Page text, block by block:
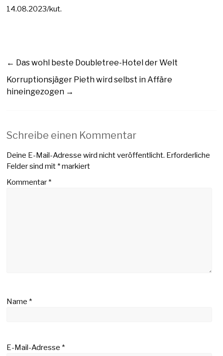
14.08.2023/kut.
← Das wohl beste Doubletree-Hotel der Welt
Korruptionsjäger Pieth wird selbst in Affäre
hineingezogen →
Schreibe einen Kommentar
Deine E-Mail-Adresse wird nicht veröffentlicht. Erforderliche
Felder sind mit*markiert
Kommentar*
Name*
E-Mail-Adresse*